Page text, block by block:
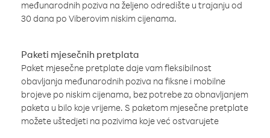
međunarodnih poziva na željeno odredište u trajanju od
30 dana po Viberovim niskim cijenama.
Paketi mjesečnih pretplata
Paket mjesečne pretplate daje vam fleksibilnost
obavljanja međunarodnih poziva na fiksne i mobilne
brojeve po niskim cijenama, bez potrebe za obnavljanjem
paketa u bilo koje vrijeme. S paketom mjesečne pretplate
možete uštedjeti na pozivima koje već ostvarujete